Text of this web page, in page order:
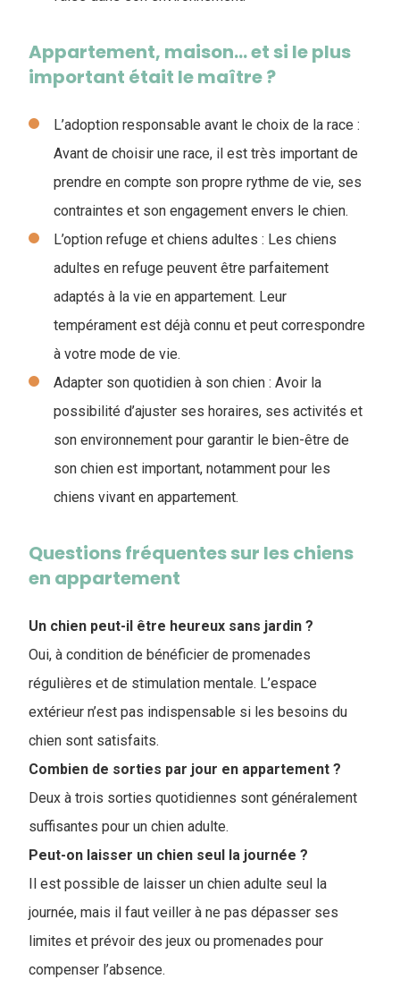
Appartement, maison… et si le plus
important était le maître ?
L’adoption responsable avant le choix de la race :
Avant de choisir une race, il est très important de
prendre en compte son propre rythme de vie, ses
contraintes et son engagement envers le chien.
L’option refuge et chiens adultes : Les chiens
adultes en refuge peuvent être parfaitement
adaptés à la vie en appartement. Leur
tempérament est déjà connu et peut correspondre
à votre mode de vie.
Adapter son quotidien à son chien : Avoir la
possibilité d’ajuster ses horaires, ses activités et
son environnement pour garantir le bien-être de
son chien est important, notamment pour les
chiens vivant en appartement.
Questions fréquentes sur les chiens
en appartement
Un chien peut-il être heureux sans jardin ?
Oui, à condition de bénéficier de promenades
régulières et de stimulation mentale. L’espace
extérieur n’est pas indispensable si les besoins du
chien sont satisfaits.
Combien de sorties par jour en appartement ?
Deux à trois sorties quotidiennes sont généralement
suffisantes pour un chien adulte.
Peut-on laisser un chien seul la journée ?
Il est possible de laisser un chien adulte seul la
journée, mais il faut veiller à ne pas dépasser ses
limites et prévoir des jeux ou promenades pour
compenser l’absence.